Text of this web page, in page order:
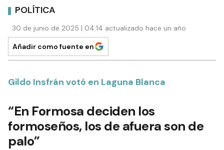
POLÍTICA
30 de junio de 2025 | 04:14 actualizado hace un año
Añadir como fuente en
Gildo Insfrán votó en Laguna Blanca
“En Formosa deciden los
formoseños, los de afuera son de
palo”